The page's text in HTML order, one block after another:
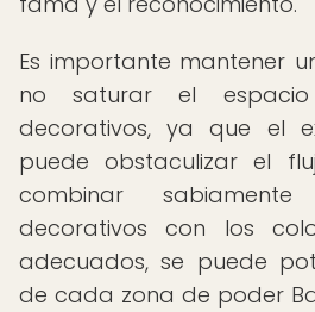
Es importante mantener
no saturar el espacio
decorativos, ya que el
puede obstaculizar el
combinar
decorativos con los
adecuados, se puede
de cada zona de poder